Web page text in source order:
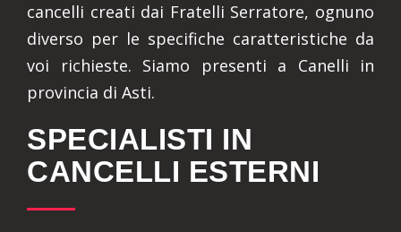
cancelli creati dai Fratelli Serratore, ognuno
diverso per le specifiche caratteristiche da
voi richieste. Siamo presenti a Canelli in
provincia di Asti.
SPECIALISTI IN
CANCELLI ESTERNI